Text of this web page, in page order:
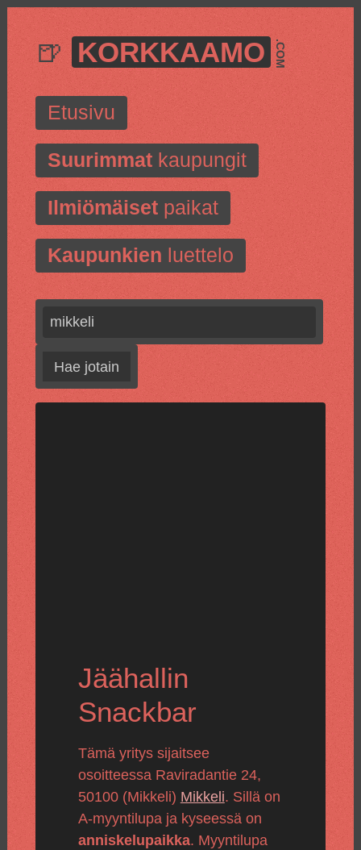
🍺 KORKKAAMO .COM
Etusivu
Suurimmatkaupungit
Ilmiömäisetpaikat
Kaupunkien luettelo
Hae jotain
Jäähallin
Snackbar
Tämä yritys sijaitsee
osoitteessa Raviradantie 24,
50100 (Mikkeli) Mikkeli. Sillä on
A-myyntilupa ja kyseessä on
anniskelupaikka. Myyntilupa